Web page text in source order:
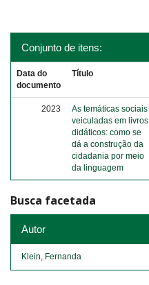
Conjunto de itens:
Data do
documento
Título
2023
As temáticas sociais
veiculadas em livros
didáticos: como se
dá a construção da
cidadania por meio
da linguagem
Busca facetada
Autor
Klein, Fernanda